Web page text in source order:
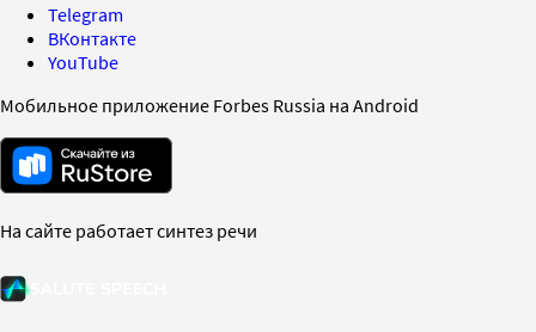
Telegram
ВКонтакте
YouTube
Мобильное приложение Forbes Russia на Android
На сайте работает синтез речи